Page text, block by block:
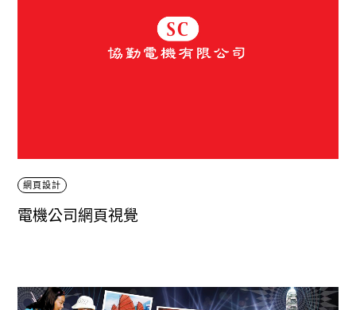
網頁設計
電機公司網頁視覺